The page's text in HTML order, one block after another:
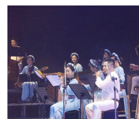
phối khí mới trên nền tảng làn điệu âm
Nam, đồng thời phải được trình diễn